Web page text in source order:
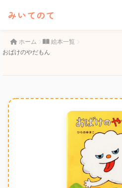
みいてのて
ホーム
絵本一覧
おばけのやだもん